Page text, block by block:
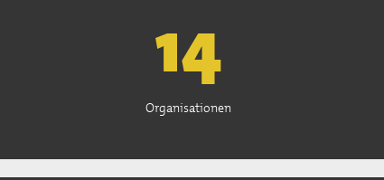
15
Organisationen